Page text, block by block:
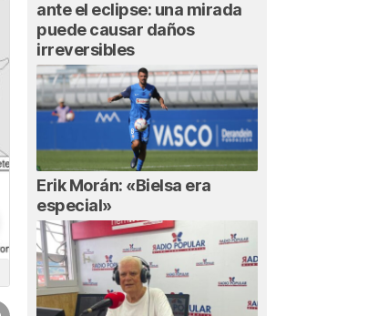
ante el eclipse: una mirada
puede causar daños
irreversibles
Erik Morán: «Bielsa era
especial»